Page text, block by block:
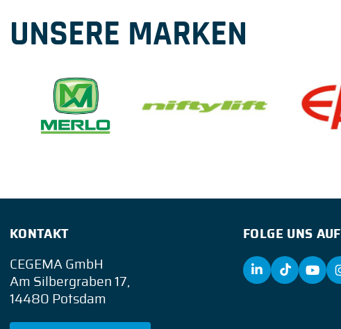
UNSERE MARKEN
KONTAKT
CEGEMA GmbH
Am Silbergraben 17,
14480 Potsdam
FOLGE UNS AUF